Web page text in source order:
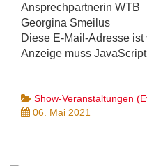
Ansprechpartnerin WTB
Georgina Smeilus
Diese E-Mail-Adresse
Anzeige muss
Show-Veranstaltungen
06. Mai 2021